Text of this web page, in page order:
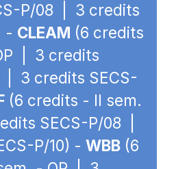
P/08 | 3 credits
- CLEAM (6 credits
| 3 credits
| 3 credits SECS-
(6 credits - II sem.
SECS-P/08 |
P/10) - WBB (6